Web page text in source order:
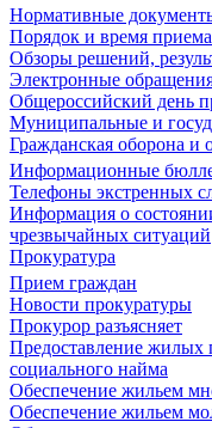
Нормативные
Порядок и время
Обзоры решений,
Электронные
Общероссийский день
Муниципальные и
Гражданская оборона и
Информационные
Телефоны экстренных
Информация о
чрезвычайных ситуаций
Прокуратура
Прием граждан
Новости прокуратуры
Прокурор разъясняет
Предоставление
социального найма
Обеспечение жильем
Обеспечение жильем